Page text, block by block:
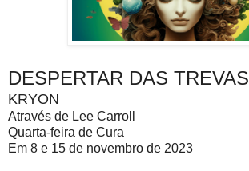
DESPERTAR DAS TREVAS
KRYON
Através de Lee Carroll
Quarta-feira de Cura
Em 8 e 15 de novembro de 2023